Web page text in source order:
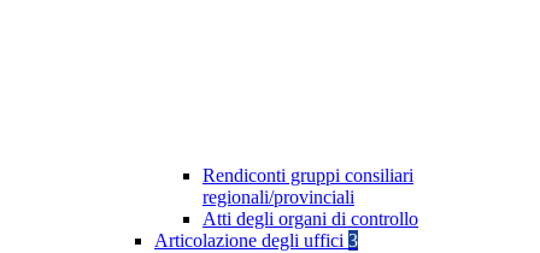
Rendiconti gruppi consiliari
regionali/provinciali
Atti degli organi di controllo
Articolazione degli uffici 3